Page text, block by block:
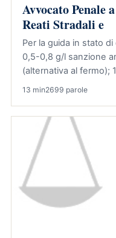
Avvocato Penale
Reati Stradali e
Per la guida in stato
0,5-0,8 g/l sanzione
(alternativa al fermo);
13 min2699 parole